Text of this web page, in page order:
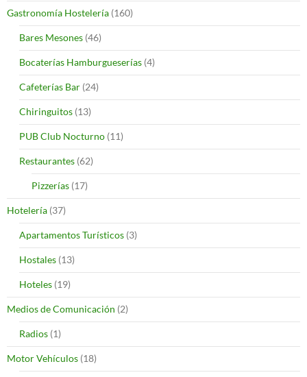
Gastronomía Hostelería (160)
Bares Mesones (46)
Bocaterías Hamburgueserías (4)
Cafeterías Bar (24)
Chiringuitos (13)
PUB Club Nocturno (11)
Restaurantes (62)
Pizzerías (17)
Hotelería (37)
Apartamentos Turísticos (3)
Hostales (13)
Hoteles (19)
Medios de Comunicación (2)
Radios (1)
Motor Vehículos (18)